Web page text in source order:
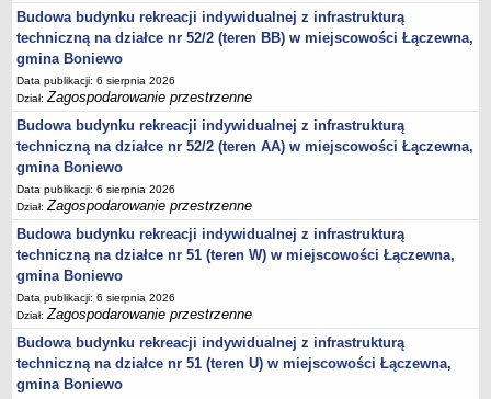
Rejestr Instytucji Kultury
Zestawienie przedsiębiorców w zakresie opróżniania zbiorników
bezodpływowych lub osadników
AKTUALNOŚCI GMINY BONIEWO
FINANSE GMINY
Majątek gminy
Budżet
sprawozdania z wykonania budżetu
Plan postępowań na 2026 rok
Plan postępowań o udzielenie zamówień na rok 2025
Plan postępowań na rok 2024
Plan postępowań o udzielenie zamówień na rok 2023
Plan postępowań o udzielenie zamówień na rok 2022
Plan postępowań w 2021 roku
Plan postępowań o udzielenie zamówień w 2020 roku
Budowa budynku rekreacji indywidualnej z infrastrukturą
techniczną na działce nr 52/2 (teren BB) w miejscowości Łączewna,
gmina Boniewo
Data publikacji: 6 sierpnia 2026
Dział:Zagospodarowanie przestrzenne
Budowa budynku rekreacji indywidualnej z infrastrukturą
techniczną na działce nr 52/2 (teren AA) w miejscowości Łączewna,
gmina Boniewo
Data publikacji: 6 sierpnia 2026
Dział:Zagospodarowanie przestrzenne
Budowa budynku rekreacji indywidualnej z infrastrukturą
techniczną na działce nr 51 (teren W) w miejscowości Łączewna,
gmina Boniewo
Data publikacji: 6 sierpnia 2026
Dział:Zagospodarowanie przestrzenne
Budowa budynku rekreacji indywidualnej z infrastrukturą
techniczną na działce nr 51 (teren U) w miejscowości Łączewna,
gmina Boniewo